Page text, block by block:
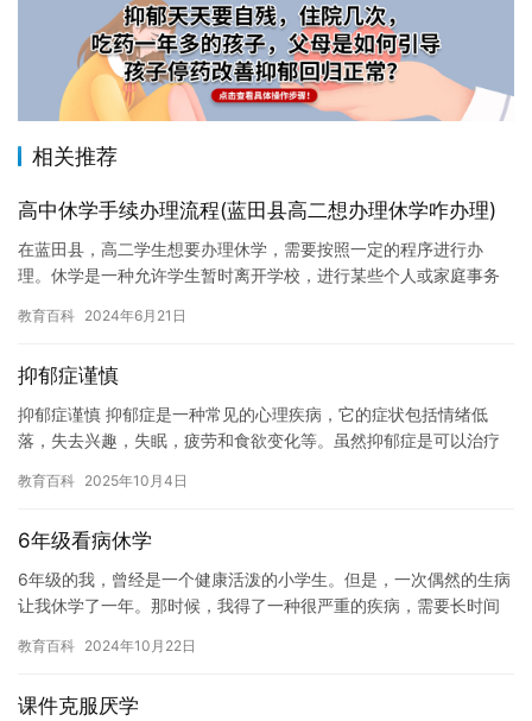
相关推荐
高中休学手续办理流程(蓝田县高二想办理休学咋办理)
在蓝田县，高二学生想要办理休学，需要按照一定的程序进行办
理。休学是一种允许学生暂时离开学校，进行某些个人或家庭事务
导处咨询…
教育百科 2024年6月21日
抑郁症谨慎
抑郁症谨慎 抑郁症是一种常见的心理疾病，它的症状包括情绪低
落，失去兴趣，失眠，疲劳和食欲变化等。虽然抑郁症是可以治疗
问题。…
教育百科 2025年10月4日
6年级看病休学
6年级的我，曾经是一个健康活泼的小学生。但是，一次偶然的生病
让我休学了一年。那时候，我得了一种很严重的疾病，需要长时间
但…
教育百科 2024年10月22日
课件克服厌学